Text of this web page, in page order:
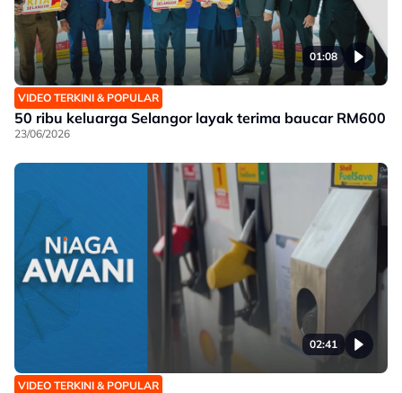
01:08
VIDEO TERKINI & POPULAR
50 ribu keluarga Selangor layak terima baucar RM600
23/06/2026
02:41
VIDEO TERKINI & POPULAR